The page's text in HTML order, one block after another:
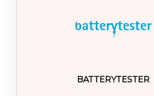
BATTERYTESTER